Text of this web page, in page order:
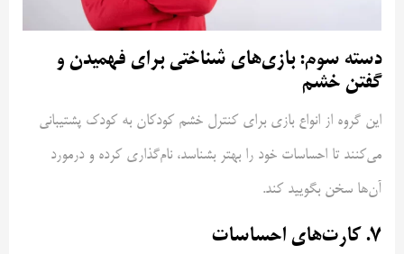
دسته سوم: بازی‌های شناختی برای فهمیدن و
گفتن خشم
این گروه از انواع بازی برای کنترل خشم کودکان به کودک پشتیبانی
می‌کنند تا احساسات خود را بهتر بشناسد، نام‌گذاری کرده و درمورد
آن‌ها سخن بگویید کند.
۷. کارت‌های احساسات